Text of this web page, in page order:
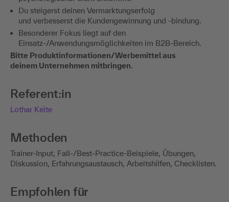
Du steigerst deinen Vermarktungserfolg
und verbesserst die Kundengewinnung und -bindung.
Besonderer Fokus liegt auf den
Einsatz-/Anwendungsmöglichkeiten im B2B-Bereich.
Bitte Produktinformationen/Werbemittel aus
deinem Unternehmen mitbringen.
Referent:in
Lothar Keite
Methoden
Trainer-Input, Fall-/Best-Practice-Beispiele, Übungen,
Diskussion, Erfahrungsaustausch, Arbeitshilfen, Checklisten.
Empfohlen für